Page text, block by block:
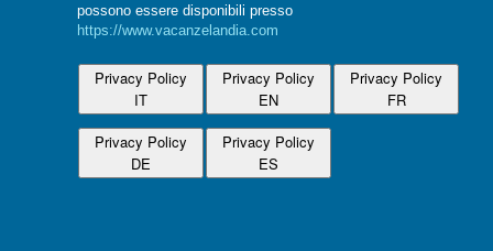
possono essere disponibili presso
https://www.vacanzelandia.com
Privacy Policy
IT
Privacy Policy
EN
Privacy Policy
FR
Privacy Policy
DE
Privacy Policy
ES